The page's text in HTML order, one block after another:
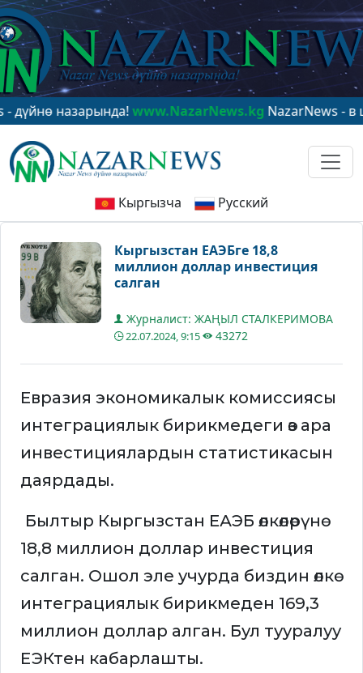
назарында!www.NazarNews.kgNazarNews - в
Кыргызча Русский
Кыргызстан ЕАЭБге 18,8
миллион доллар инвестиция
салган
Журналист: ЖАҢЫЛ СТАЛКЕРИМОВА
22.07.2024, 9:15 43272
Евразия экономикалык комиссиясы
интеграциялык бирикмедеги өз ара
инвестициялардын статистикасын
даярдады.
Былтыр Кыргызстан ЕАЭБ өлкөлөрүнө
18,8 миллион доллар инвестиция
салган. Ошол эле учурда биздин өлкө
интеграциялык бирикмеден 169,3
миллион доллар алган. Бул тууралуу
ЕЭКтен кабарлашты.